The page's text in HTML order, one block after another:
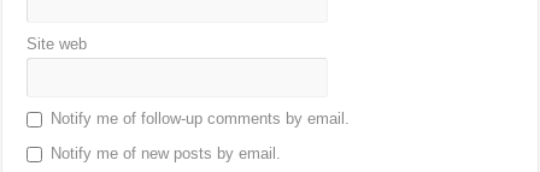
Site web
Notify me of follow-up comments by email.
Notify me of new posts by email.